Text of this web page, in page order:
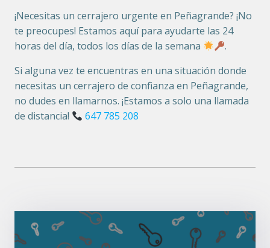
¡Necesitas un cerrajero urgente en Peñagrande? ¡No
te preocupes! Estamos aquí para ayudarte las 24
horas del día, todos los días de la semana
.
Si alguna vez te encuentras en una situación donde
necesitas un cerrajero de confianza en Peñagrande,
no dudes en llamarnos. ¡Estamos a solo una llamada
de distancia!
647 785 208